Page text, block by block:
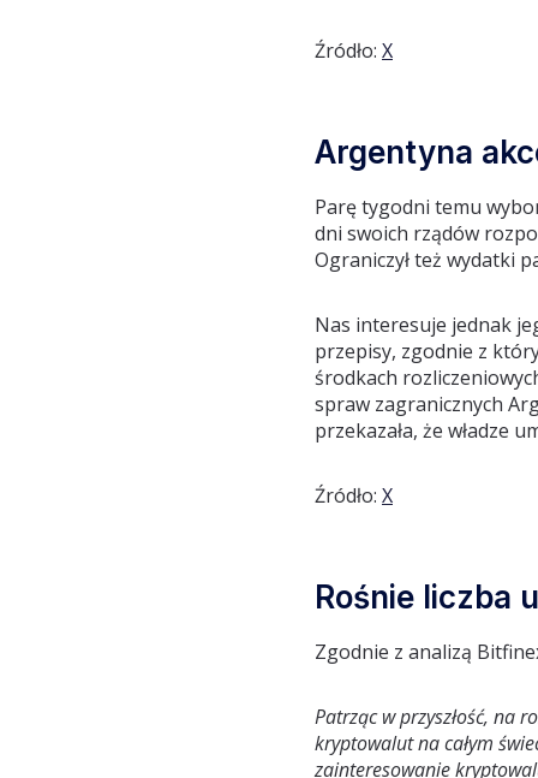
Źródło: X
Argentyna
Parę tygodni temu
dni swoich rządów
Ograniczył też wydatki
Nas interesuje jednak
przepisy, zgodnie z
środkach
spraw zagranicznych
przekazała, że władze
Źródło: X
Rośnie liczba
Zgodnie z analizą
Patrząc w przyszłość, na
kryptowalut na całym
zainteresowanie